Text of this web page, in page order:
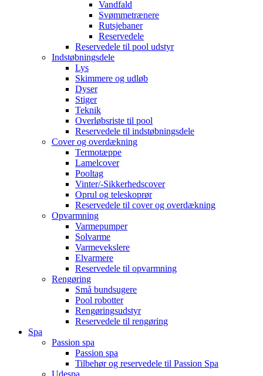
Vandfald
Svømmetrænere
Rutsjebaner
Reservedele
Reservedele til pool udstyr
Indstøbningsdele
Lys
Skimmere og udløb
Dyser
Stiger
Teknik
Overløbsriste til pool
Reservedele til indstøbningsdele
Cover og overdækning
Termotæppe
Lamelcover
Pooltag
Vinter/-Sikkerhedscover
Oprul og teleskoprør
Reservedele til cover og overdækning
Opvarmning
Varmepumper
Solvarme
Varmevekslere
Elvarmere
Reservedele til opvarmning
Rengøring
Små bundsugere
Pool robotter
Rengøringsudstyr
Reservedele til rengøring
Spa
Passion spa
Passion spa
Tilbehør og reservedele til Passion Spa
Udespa